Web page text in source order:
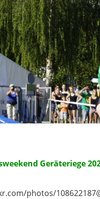
Geräteriege
photos/